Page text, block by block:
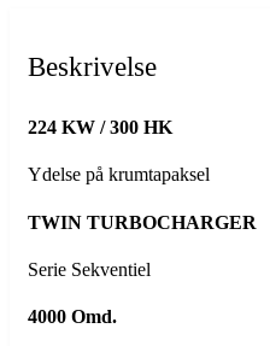
Beskrivelse
224 KW / 300 HK
Ydelse på krumtapaksel
TWIN TURBOCHARGER
Serie Sekventiel
4000 Omd.